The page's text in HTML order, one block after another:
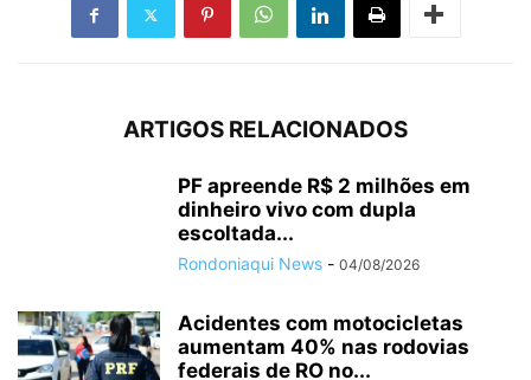
ARTIGOS RELACIONADOS
PF apreende R$ 2 milhões em
dinheiro vivo com dupla
escoltada...
Rondoniaqui News - 04/08/2026
Acidentes com motocicletas
aumentam 40% nas rodovias
federais de RO no...